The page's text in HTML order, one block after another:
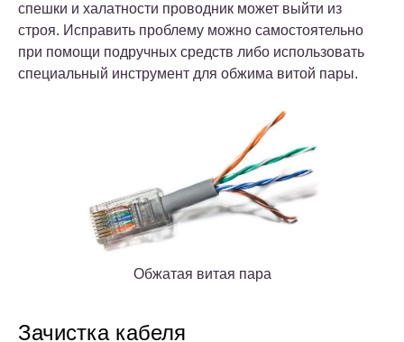
спешки и халатности проводник может выйти из
строя. Исправить проблему можно самостоятельно
при помощи подручных средств либо использовать
специальный инструмент для обжима витой пары.
Обжатая витая пара
Зачистка кабеля